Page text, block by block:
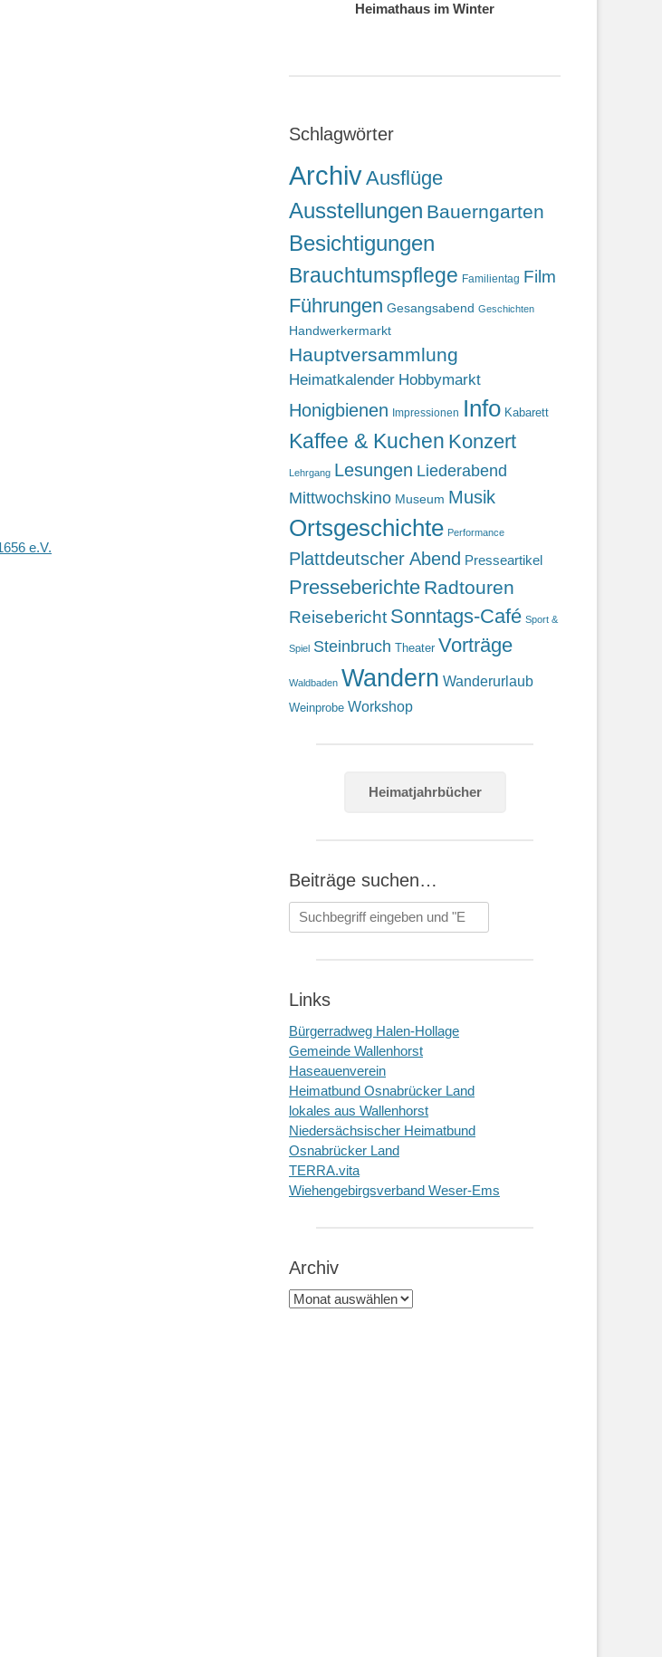
e.V.
Heimathaus im Winter
Schlagwörter
ArchivAusflüge
Ausstellungen Bauerngarten
Besichtigungen
Brauchtumspflege Familientag Film
Führungen Gesangsabend Geschichten
Handwerkermarkt
Hauptversammlung
Heimatkalender Hobbymarkt
Honigbienen Impressionen Info Kabarett
Kaffee & Kuchen Konzert
Lehrgang Lesungen Liederabend
Mittwochskino Museum Musik
Ortsgeschichte Performance
Plattdeutscher Abend Presseartikel
Presseberichte Radtouren
Reisebericht Sonntags-Café Sport &
Spiel Steinbruch Theater Vorträge
Waldbaden Wandern Wanderurlaub
Weinprobe Workshop
Heimatjahrbücher
Beiträge suchen…
Suchen
nach:
Links
Bürgerradweg Halen-Hollage
Gemeinde Wallenhorst
Haseauenverein
Heimatbund Osnabrücker Land
lokales aus Wallenhorst
Niedersächsischer Heimatbund
Osnabrücker Land
TERRA.vita
Wiehengebirgsverband Weser-Ems
Archiv
Archiv